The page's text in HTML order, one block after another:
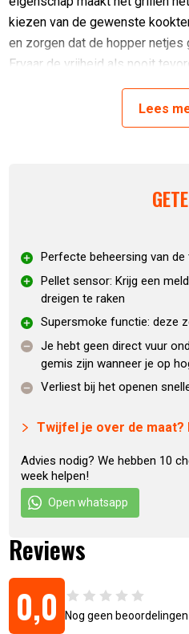
kiezen van de gewenste
en zorgen dat de hopper
Ervaar de vrijheid als nooit
controller. Voeg extra rook toe,
controleer de status van je
dankzij de Traeger App. Je
downloaden met behulp van
technologie, waarmee je de
laten doorlopen. Geniet van de
de vereenvoudigde low-&-slow
nieuwe D2® Direct Drive
nauwkeurigere
perfect verenigen met al je
Tru Convection® en de
de toekomst van buitenshuis
IRONWOOD KENMERKEN
Ironwood D2 controller
D2® Direct drive
Turbotemp
Grillguide ®
Tru Convection
Super smoke modus
Keep warm modus
Traeger pelletsensor
Dubbelwandig interieur
2 Niveaus regelbare
Lees
Perfecte beheersing van
Pellet sensor: Krijg een
dreigen te raken
Supersmoke functie: deze
Je hebt geen direct vuur
gemis zijn wanneer je op
Verliest bij het openen
Twijfel je over de maat?
Advies nodig? We hebben 10
week helpen!
Open whatsapp
Reviews
0,0 Nog geen beoordelingen